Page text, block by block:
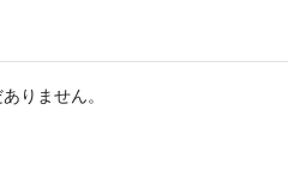
りません。